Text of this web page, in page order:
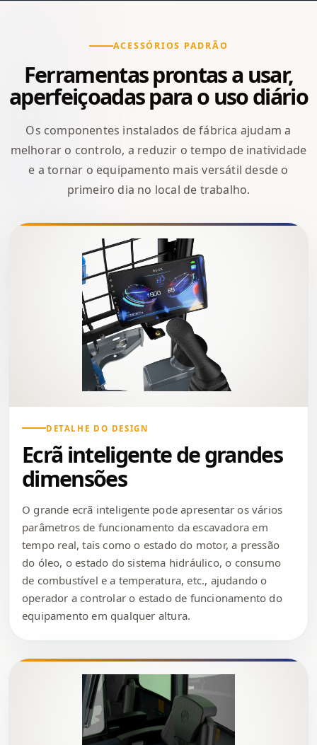
ACESSÓRIOS PADRÃO
Ferramentas prontas a usar,
aperfeiçoadas para o uso diário
Os componentes instalados de fábrica ajudam a
melhorar o controlo, a reduzir o tempo de inatividade
e a tornar o equipamento mais versátil desde o
primeiro dia no local de trabalho.
DETALHE DO DESIGN
Ecrã inteligente de grandes
dimensões
O grande ecrã inteligente pode apresentar os vários
parâmetros de funcionamento da escavadora em
tempo real, tais como o estado do motor, a pressão
do óleo, o estado do sistema hidráulico, o consumo
de combustível e a temperatura, etc., ajudando o
operador a controlar o estado de funcionamento do
equipamento em qualquer altura.